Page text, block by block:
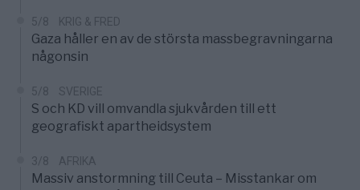
5/8 KRIG & FRED
Gaza håller en av de största massbegravningarna
någonsin
5/8 SVERIGE
S och KD vill omvandla sjukvården till ett
geografiskt apartheidsystem
3/8 AFRIKA
Massiv anstormning till Ceuta – Misstankar om